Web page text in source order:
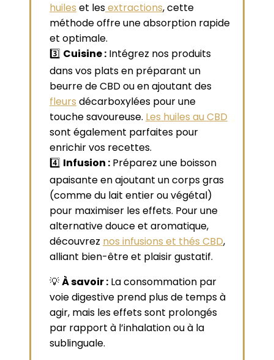
huiles et lesextractions, cette
méthode offre une absorption rapide
et optimale.
3️⃣ Cuisine : Intégrez nos produits
dans vos plats en préparant un
beurre de CBD ou en ajoutant des
fleurs décarboxylées pour une
touche savoureuse. Les huiles au CBD
sont également parfaites pour
enrichir vos recettes.
4️⃣ Infusion : Préparez une boisson
apaisante en ajoutant un corps gras
(comme du lait entier ou végétal)
pour maximiser les effets. Pour une
alternative douce et aromatique,
découvrez nos infusions et thés CBD,
alliant bien-être et plaisir gustatif.
💡À savoir : La consommation par
voie digestive prend plus de temps à
agir, mais les effets sont prolongés
par rapport à l’inhalation ou à la
sublinguale.